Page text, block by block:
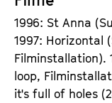
1996: St Anna
1997: Horizontal
Filminstallation).
loop,
it's full of holes